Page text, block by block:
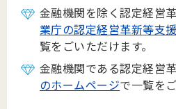
金融機関を除く認定経営
業庁の認定経営革新等支
覧をごいただけます。
金融機関である認定経営
のホームページで一覧を